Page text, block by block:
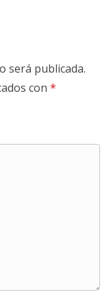
será publicada.
con *